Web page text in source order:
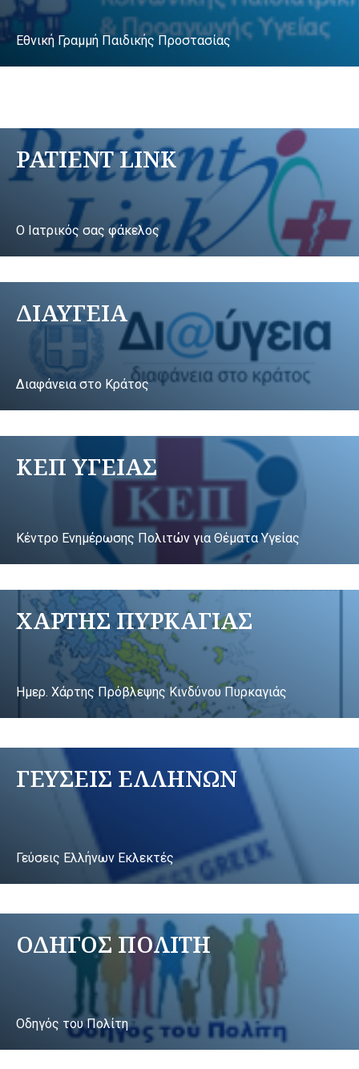
Εθνική Γραμμή Παιδικής Προστασίας
PATIENT LINK
Ο Ιατρικός σας φάκελος
ΔΙΑΥΓΕΙΑ
Διαφάνεια στο Κράτος
ΚΕΠ ΥΓΕΙΑΣ
Κέντρο Ενημέρωσης Πολιτών για Θέματα Υγείας
ΧΑΡΤΗΣ ΠΥΡΚΑΓΙΑΣ
Ημερ. Χάρτης Πρόβλεψης Κινδύνου Πυρκαγιάς
ΓΕΥΣΕΙΣ ΕΛΛΗΝΩΝ
Γεύσεις Ελλήνων Εκλεκτές
ΟΔΗΓΟΣ ΠΟΛΙΤΗ
Οδηγός του Πολίτη